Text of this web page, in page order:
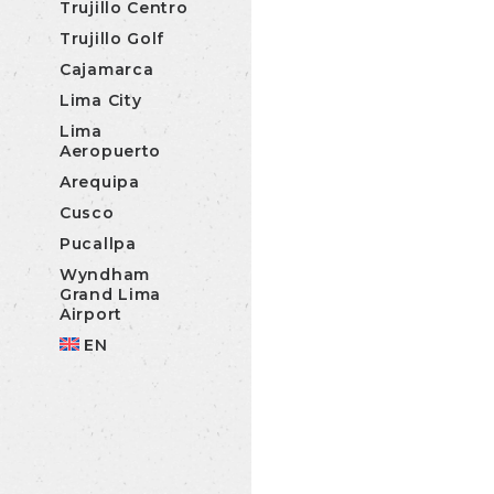
Trujillo Centro
Trujillo Golf
Cajamarca
Lima City
Lima
Aeropuerto
Arequipa
Cusco
Pucallpa
Wyndham
Grand Lima
Airport
EN